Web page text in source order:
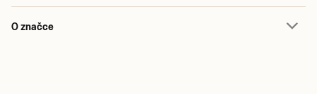
O značce